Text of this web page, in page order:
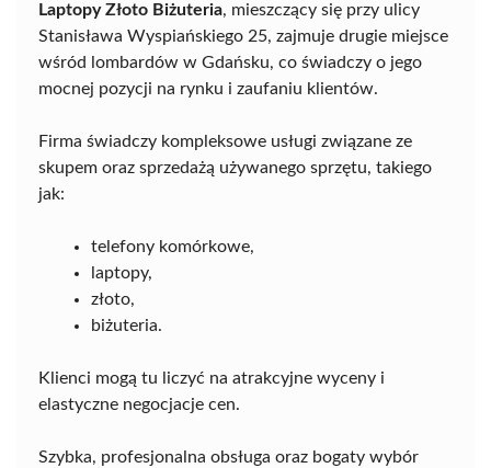
Laptopy Złoto Biżuteria, mieszczący się przy ulicy
Stanisława Wyspiańskiego 25, zajmuje drugie miejsce
wśród lombardów w Gdańsku, co świadczy o jego
mocnej pozycji na rynku i zaufaniu klientów.
Firma świadczy kompleksowe usługi związane ze
skupem oraz sprzedażą używanego sprzętu, takiego
jak:
telefony komórkowe,
laptopy,
złoto,
biżuteria.
Klienci mogą tu liczyć na atrakcyjne wyceny i
elastyczne negocjacje cen.
Szybka, profesjonalna obsługa oraz bogaty wybór